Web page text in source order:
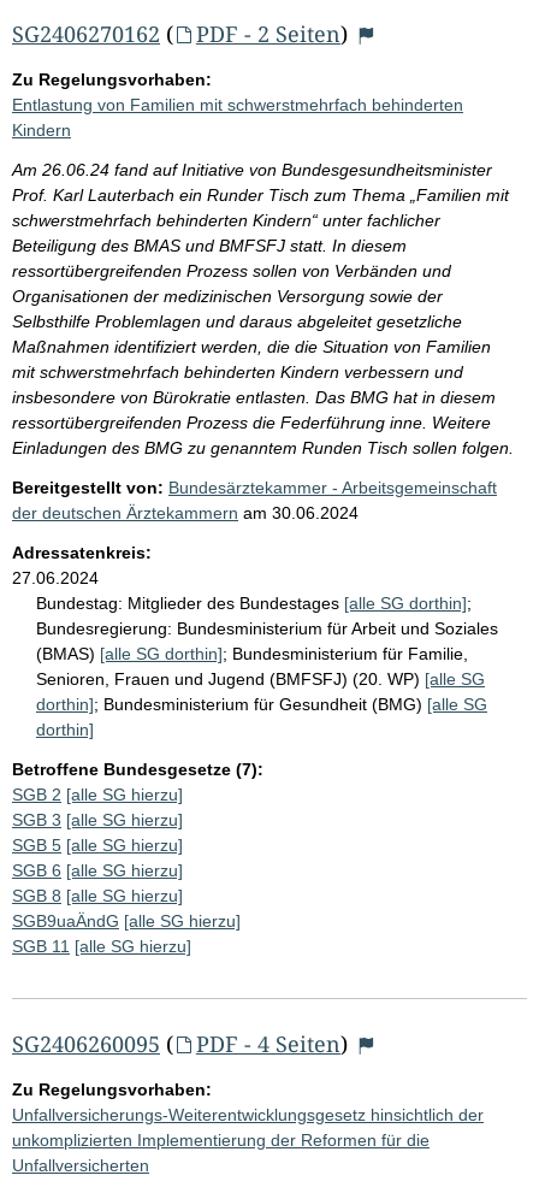
SG2406270162 ( PDF - 2 Seiten)
Zu Regelungsvorhaben:
Entlastung von Familien mit schwerstmehrfach behinderten
Kindern
Am 26.06.24 fand auf Initiative von Bundesgesundheitsminister
Prof. Karl Lauterbach ein Runder Tisch zum Thema „Familien mit
schwerstmehrfach behinderten Kindern“ unter fachlicher
Beteiligung des BMAS und BMFSFJ statt. In diesem
ressortübergreifenden Prozess sollen von Verbänden und
Organisationen der medizinischen Versorgung sowie der
Selbsthilfe Problemlagen und daraus abgeleitet gesetzliche
Maßnahmen identifiziert werden, die die Situation von Familien
mit schwerstmehrfach behinderten Kindern verbessern und
insbesondere von Bürokratie entlasten. Das BMG hat in diesem
ressortübergreifenden Prozess die Federführung inne. Weitere
Einladungen des BMG zu genanntem Runden Tisch sollen folgen.
Bereitgestellt von: Bundesärztekammer - Arbeitsgemeinschaft
der deutschen Ärztekammern am 30.06.2024
Adressatenkreis:
27.06.2024
Bundestag: Mitglieder des Bundestages [alle SG dorthin];
Bundesregierung: Bundesministerium für Arbeit und Soziales
(BMAS) [alle SG dorthin]; Bundesministerium für Familie,
Senioren, Frauen und Jugend (BMFSFJ) (20. WP) [alle SG
dorthin]; Bundesministerium für Gesundheit (BMG) [alle SG
dorthin]
Betroffene Bundesgesetze (7):
SGB 2 [alle SG hierzu]
SGB 3 [alle SG hierzu]
SGB 5 [alle SG hierzu]
SGB 6 [alle SG hierzu]
SGB 8 [alle SG hierzu]
SGB9uaÄndG [alle SG hierzu]
SGB 11 [alle SG hierzu]
SG2406260095 ( PDF - 4 Seiten)
Zu Regelungsvorhaben:
Unfallversicherungs-Weiterentwicklungsgesetz hinsichtlich der
unkomplizierten Implementierung der Reformen für die
Unfallversicherten